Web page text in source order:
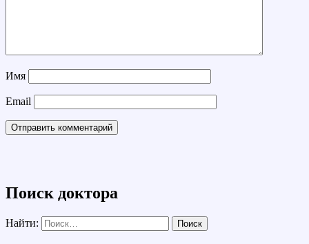
Имя
Email
Поиск доктора
Найти: